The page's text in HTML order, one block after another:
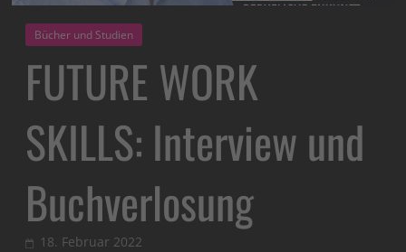
Bücher und Studien
FUTURE WORK
SKILLS: Interview und
Buchverlosung
18. Februar 2022